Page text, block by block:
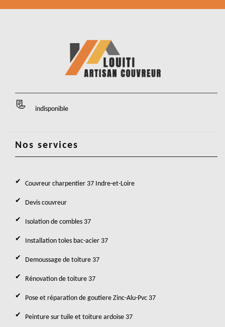
indisponible
Nos services
Couvreur charpentier 37 Indre-et-Loire
Devis couvreur
Isolation de combles 37
Installation toles bac-acier 37
Demoussage de toiture 37
Rénovation de toiture 37
Pose et réparation de goutiere Zinc-Alu-Pvc 37
Peinture sur tuile et toiture ardoise 37